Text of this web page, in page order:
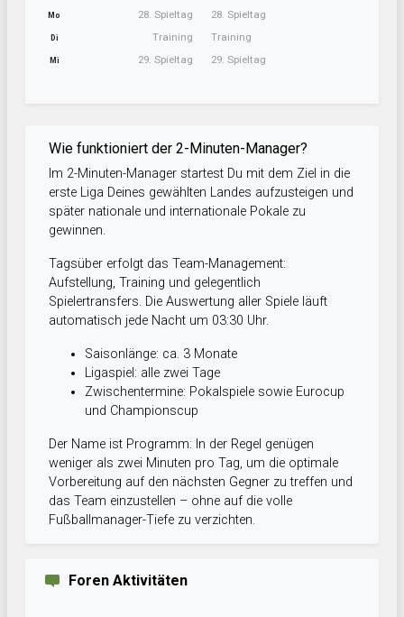
Mo 28. Spieltag
Di Training
Mi 29. Spieltag
28. Spieltag
Training
29. Spieltag
Wie funktioniert der 2-Minuten-Manager?
Im 2-Minuten-Manager startest Du mit dem Ziel in die
erste Liga Deines gewählten Landes aufzusteigen und
später nationale und internationale Pokale zu
gewinnen.
Tagsüber erfolgt das Team-Management:
Aufstellung, Training und gelegentlich
Spielertransfers. Die Auswertung aller Spiele läuft
automatisch jede Nacht um 03:30 Uhr.
Saisonlänge: ca. 3 Monate
Ligaspiel: alle zwei Tage
Zwischentermine: Pokalspiele sowie Eurocup
und Championscup
Der Name ist Programm: In der Regel genügen
weniger als zwei Minuten pro Tag, um die optimale
Vorbereitung auf den nächsten Gegner zu treffen und
das Team einzustellen – ohne auf die volle
Fußballmanager-Tiefe zu verzichten.
Foren Aktivitäten